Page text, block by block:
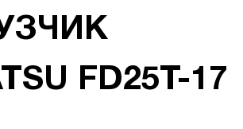
FD25T-17